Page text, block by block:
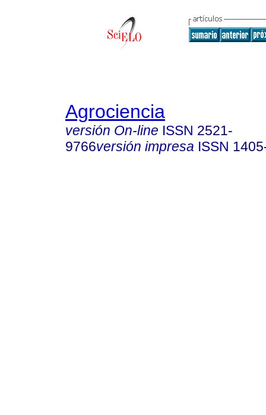
Agrociencia
versión On-line ISSN 2521-
9766versión impresa ISSN